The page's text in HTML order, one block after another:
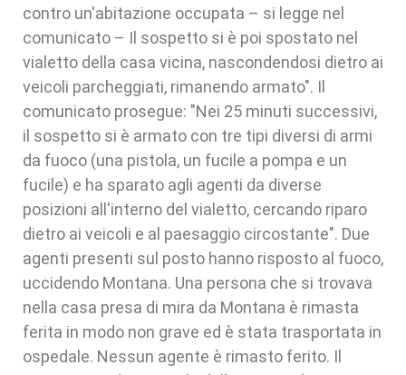
contro un'abitazione occupata – si legge nel
comunicato – Il sospetto si è poi spostato nel
vialetto della casa vicina, nascondendosi dietro ai
veicoli parcheggiati, rimanendo armato". Il
comunicato prosegue: "Nei 25 minuti successivi,
il sospetto si è armato con tre tipi diversi di armi
da fuoco (una pistola, un fucile a pompa e un
fucile) e ha sparato agli agenti da diverse
posizioni all'interno del vialetto, cercando riparo
dietro ai veicoli e al paesaggio circostante". Due
agenti presenti sul posto hanno risposto al fuoco,
uccidendo Montana. Una persona che si trovava
nella casa presa di mira da Montana è rimasta
ferita in modo non grave ed è stata trasportata in
ospedale. Nessun agente è rimasto ferito. Il